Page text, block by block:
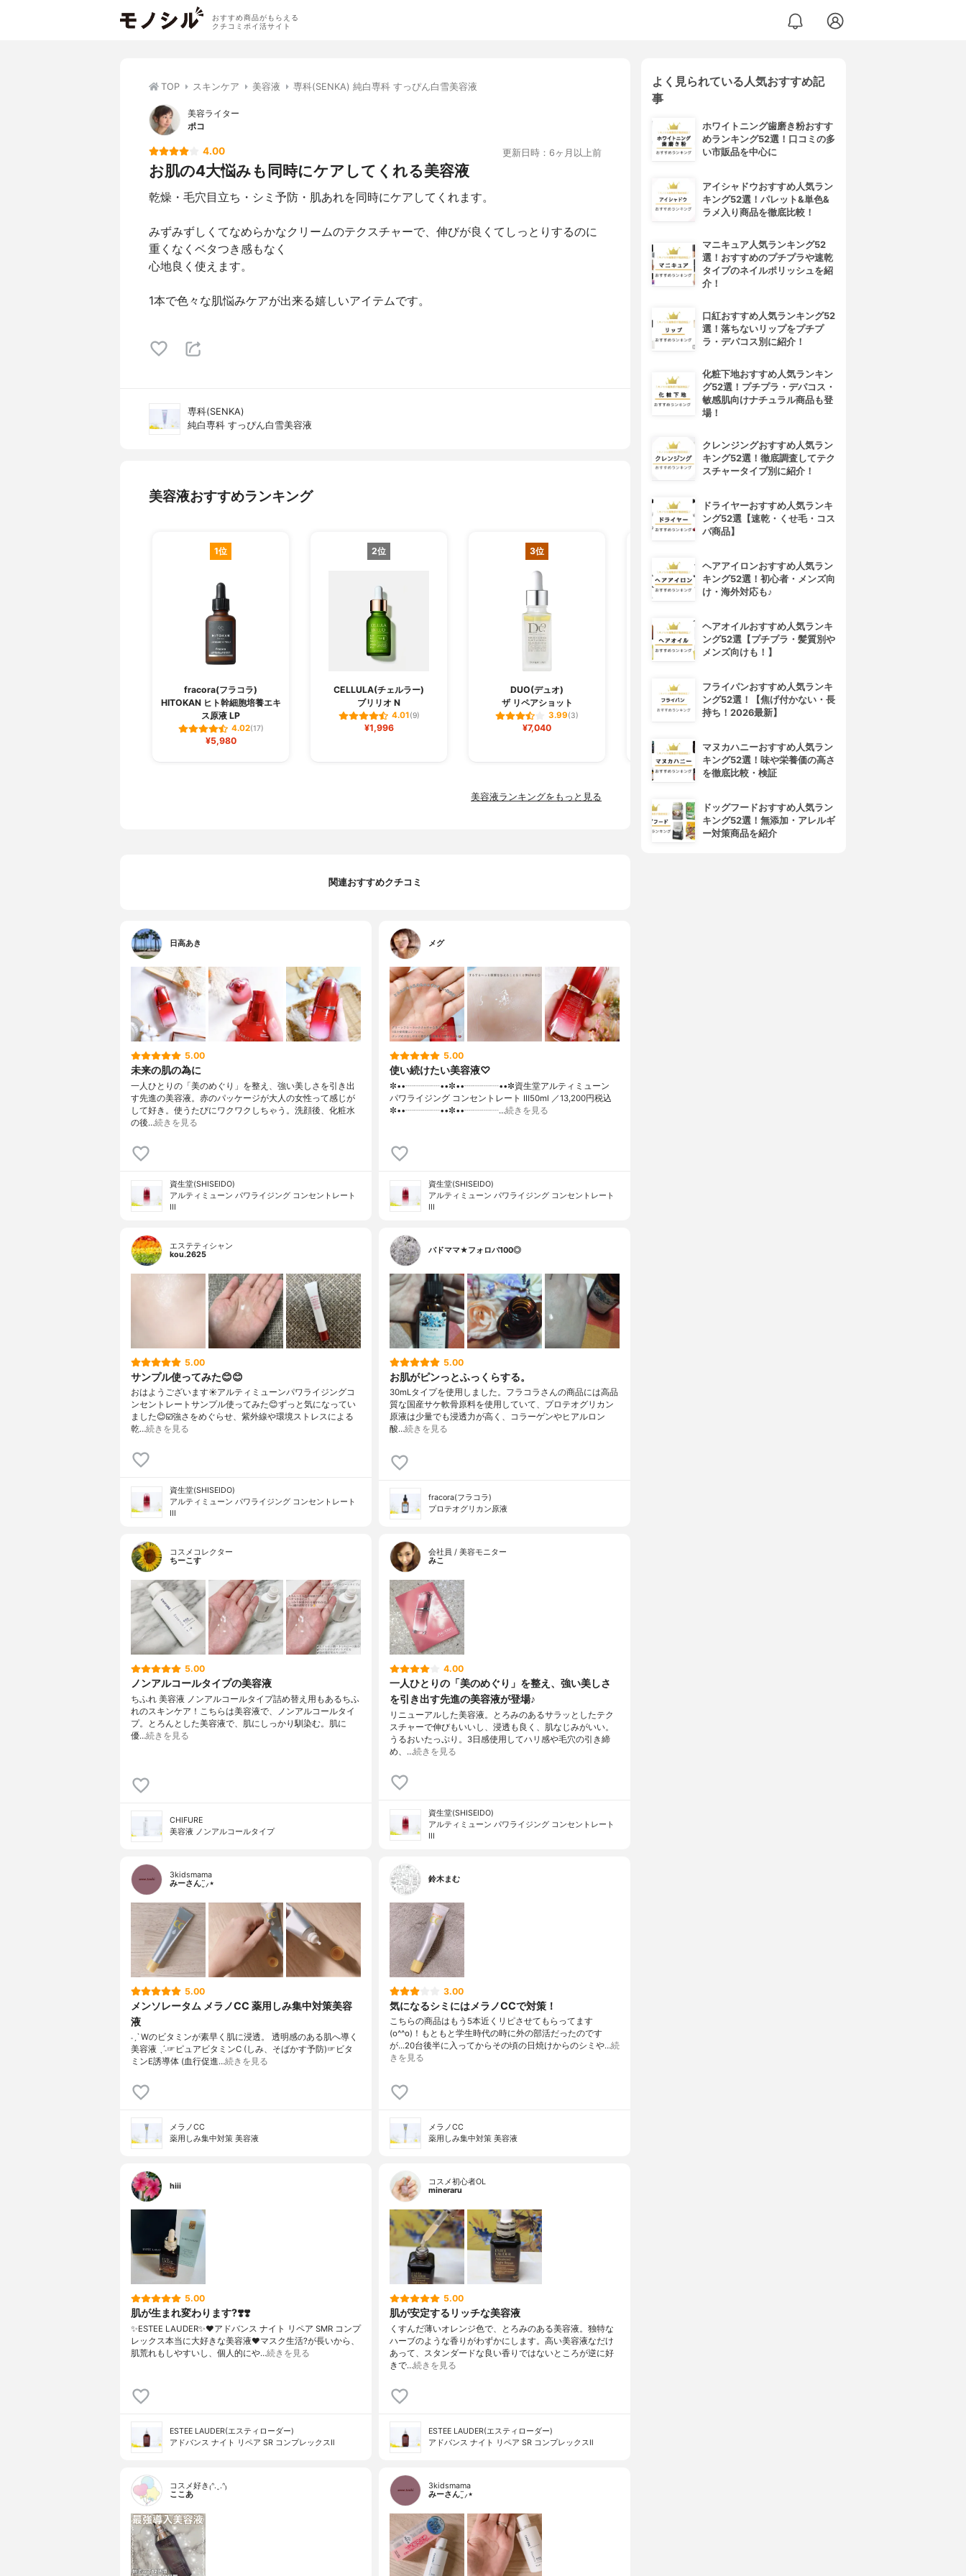
おすすめ商品がもらえる
クチコミポイ活サイト
TOP スキンケア 美容液 専科(SENKA) 純白専科 すっぴん白雪美容液
美容ライター
ポコ
4.00 更新日時：6ヶ月以上前
お肌の4大悩みも同時にケアしてくれる美容液
乾燥・毛穴目立ち・シミ予防・肌あれを同時にケアしてくれます。
みずみずしくてなめらかなクリームのテクスチャーで、伸びが良くてしっとりするのに
重くなくベタつき感もなく
心地良く使えます。
1本で色々な肌悩みケアが出来る嬉しいアイテムです。
専科(SENKA)
純白専科 すっぴん白雪美容液
美容液おすすめランキング
1位
fracora(フラコラ)
HITOKAN ヒト幹細胞培養エキ
ス原液 LP
4.02(17)
¥5,980
2位
CELLULA(チェルラー)
ブリリオ N
4.01(9)
¥1,996
3位
DUO(デュオ)
ザ リペアショット
3.99(3)
¥7,040
フレイスラボ
フレイスラボ FLAIS LABO ホ
ワイト VC セラム
¥3,278
LANCOME(ランコム)
ジェニフィック アルティメ セ
美容液ランキングをもっと見る
関連おすすめクチコミ
日高あき
5.00
未来の肌の為に
一人ひとりの「美のめぐり」を整え、強い美しさを引き出
す先進の美容液。赤のパッケージが大人の女性って感じが
して好き。使うたびにワクワクしちゃう。洗顔後、化粧水
の後…続きを見る
資生堂(SHISEIDO)
アルティミューン パワライジング コンセントレート
III
メグ
5.00
使い続けたい美容液♡
✼••┈┈┈┈••✼••┈┈┈┈••✼資生堂アルティミューン
パワライジング コンセントレート Ⅲ50ml ／13,200円税込
✼••┈┈┈┈••✼••┈┈┈┈…続きを見る
資生堂(SHISEIDO)
アルティミューン パワライジング コンセントレート
III
エステティシャン
kou.2625
5.00
サンプル使ってみた😊😊
おはようございます☀アルティミューンパワライジングコ
ンセントレートサンプル使ってみた😊ずっと気になってい
ました😊☑️強さをめぐらせ、紫外線や環境ストレスによる
乾…続きを見る
資生堂(SHISEIDO)
アルティミューン パワライジング コンセントレート
III
バドママ★フォロバ100◎
5.00
お肌がピンっとふっくらする。
30mLタイプを使用しました。フラコラさんの商品には高品
質な国産サケ軟骨原料を使用していて、プロテオグリカン
原液は少量でも浸透力が高く、コラーゲンやヒアルロン
酸…続きを見る
fracora(フラコラ)
プロテオグリカン原液
コスメコレクター
ちーこす
5.00
ノンアルコールタイプの美容液
ちふれ 美容液 ノンアルコールタイプ詰め替え用もあるちふ
れのスキンケア！こちらは美容液で、ノンアルコールタイ
プ。とろんとした美容液で、肌にしっかり馴染む。肌に
優…続きを見る
CHIFURE
美容液 ノンアルコールタイプ
会社員 / 美容モニター
みこ
4.00
一人ひとりの「美のめぐり」を整え、強い美しさ
を引き出す先進の美容液が登場♪
リニューアルした美容液。とろみのあるサラッとしたテク
スチャーで伸びもいいし、浸透も良く、肌なじみがいい。
うるおいたっぷり。3日感使用してハリ感や毛穴の引き締
め、…続きを見る
資生堂(SHISEIDO)
アルティミューン パワライジング コンセントレート
III
3kidsmama
みーさん¨̮⸝⋆
5.00
メンソレータム メラノCC 薬用しみ集中対策美容
液
˗ˏˋ Wのビタミンが素早く肌に浸透。 透明感のある肌へ導く
美容液 ˎˊ˗☞ピュアビタミンC (しみ、そばかす予防)☞ビタ
ミンE誘導体 (血行促進…続きを見る
メラノCC
薬用しみ集中対策 美容液
鈴木まむ
3.00
気になるシミにはメラノCCで対策！
こちらの商品はもう5本近くリピさせてもらってます
(o^^o)！もともと学生時代の時に外の部活だったのです
が...20台後半に入ってからその頃の日焼けからのシミや…続
きを見る
メラノCC
薬用しみ集中対策 美容液
hiii
5.00
肌が生まれ変わります?❣️❣️
✨ESTEE LAUDER✨❤︎アドバンス ナイト リペア SMR コンプ
レックス本当に大好きな美容液❤️マスク生活?が長いから、
肌荒れもしやすいし、個人的にや…続きを見る
ESTEE LAUDER(エスティローダー)
アドバンス ナイト リペア SR コンプレックスⅡ
コスメ初心者OL
mineraru
5.00
肌が安定するリッチな美容液
くすんだ薄いオレンジ色で、とろみのある美容液。独特な
ハーブのような香りがわずかにします。高い美容液なだけ
あって、スタンダードな良い香りではないところが逆に好
きで…続きを見る
ESTEE LAUDER(エスティローダー)
アドバンス ナイト リペア SR コンプレックスⅡ
コスメ好き₍ᐢ.ˬ.ᐢ₎
ここあ
3kidsmama
みーさん¨̮⸝⋆
よく見られている人気おすすめ記
事
ホワイトニング歯磨き粉おすす
めランキング52選！口コミの多
い市販品を中心に
アイシャドウおすすめ人気ラン
キング52選！パレット&単色&
ラメ入り商品を徹底比較！
マニキュア人気ランキング52
選！おすすめのプチプラや速乾
タイプのネイルポリッシュを紹
介！
口紅おすすめ人気ランキング52
選！落ちないリップをプチプ
ラ・デパコス別に紹介！
化粧下地おすすめ人気ランキン
グ52選！プチプラ・デパコス・
敏感肌向けナチュラル商品も登
場！
クレンジングおすすめ人気ラン
キング52選！徹底調査してテク
スチャータイプ別に紹介！
ドライヤーおすすめ人気ランキ
ング52選【速乾・くせ毛・コス
パ商品】
ヘアアイロンおすすめ人気ラン
キング52選！初心者・メンズ向
け・海外対応も♪
ヘアオイルおすすめ人気ランキ
ング52選【プチプラ・髪質別や
メンズ向けも！】
フライパンおすすめ人気ランキ
ング52選！【焦げ付かない・長
持ち！2026最新】
マヌカハニーおすすめ人気ラン
キング52選！味や栄養価の高さ
を徹底比較・検証
ドッグフードおすすめ人気ラン
キング52選！無添加・アレルギ
ー対策商品を紹介